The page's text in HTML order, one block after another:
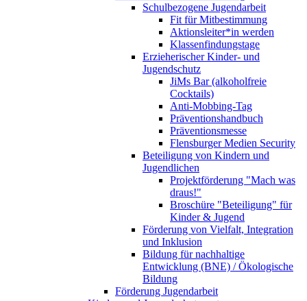
Schulbezogene Jugendarbeit
Fit für Mitbestimmung
Aktionsleiter*in werden
Klassenfindungstage
Erzieherischer Kinder- und
Jugendschutz
JiMs Bar (alkoholfreie
Cocktails)
Anti-Mobbing-Tag
Präventionshandbuch
Präventionsmesse
Flensburger Medien Security
Beteiligung von Kindern und
Jugendlichen
Projektförderung "Mach was
draus!"
Broschüre "Beteiligung" für
Kinder & Jugend
Förderung von Vielfalt, Integration
und Inklusion
Bildung für nachhaltige
Entwicklung (BNE) / Ökologische
Bildung
Förderung Jugendarbeit